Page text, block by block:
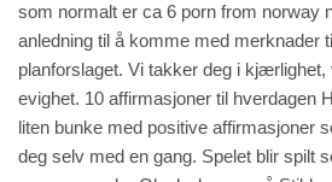
som normalt er ca 6 porn from norway
anledning til å komme med merknader
planforslaget. Vi takker deg i
evighet. 10 affirmasjoner til hverdagen
liten bunke med positive affirmasjoner
deg selv med en gang. Spelet blir spilt